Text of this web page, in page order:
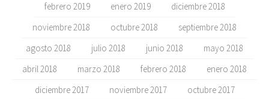
febrero 2019
enero 2019
diciembre 2018
noviembre 2018
octubre 2018
septiembre 2018
agosto 2018
julio 2018 junio 2018
mayo 2018
abril 2018
marzo 2018 febrero 2018
enero 2018
diciembre 2017
noviembre 2017
octubre 2017